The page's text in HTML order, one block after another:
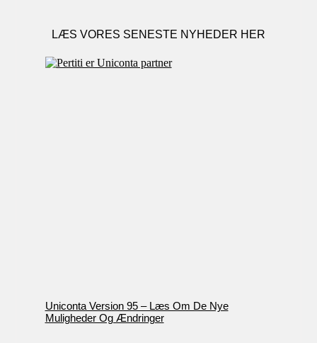
LÆS VORES SENESTE NYHEDER HER
Uniconta Version 95 – Læs Om De Nye
Muligheder Og Ændringer